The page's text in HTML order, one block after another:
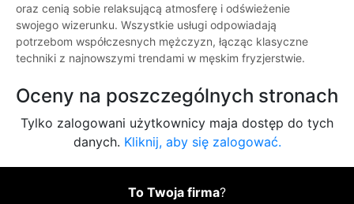
oraz cenią sobie relaksującą atmosferę i odświeżenie
swojego wizerunku. Wszystkie usługi odpowiadają
potrzebom współczesnych mężczyzn, łącząc klasyczne
techniki z najnowszymi trendami w męskim fryzjerstwie.
Oceny na poszczególnych stronach
Tylko zalogowani użytkownicy maja dostęp do tych
danych. Kliknij, aby się zalogować.
To Twoja firma?